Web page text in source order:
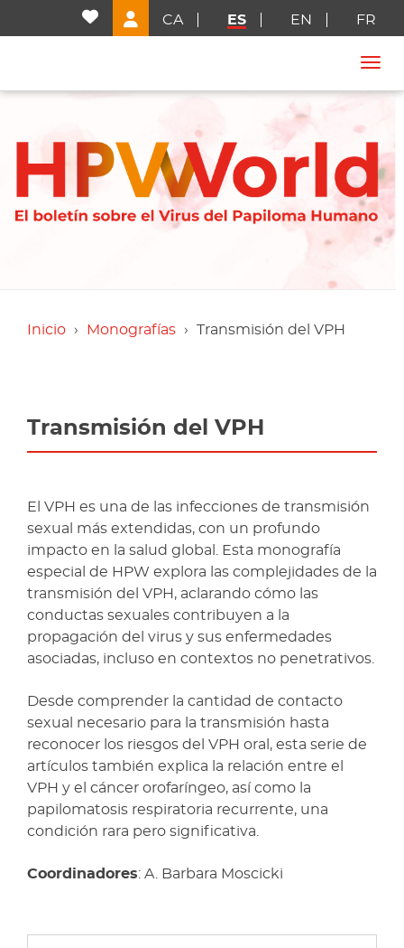
Inicio Monografías Transmisión del VPH
Transmisión del VPH
El VPH es una de las infecciones de transmisión
sexual más extendidas, con un profundo
impacto en la salud global. Esta monografía
especial de HPW explora las complejidades de la
transmisión del VPH, aclarando cómo las
conductas sexuales contribuyen a la
propagación del virus y sus enfermedades
asociadas, incluso en contextos no penetrativos.
Desde comprender la cantidad de contacto
sexual necesario para la transmisión hasta
reconocer los riesgos del VPH oral, esta serie de
artículos también explica la relación entre el
VPH y el cáncer orofaríngeo, así como la
papilomatosis respiratoria recurrente, una
condición rara pero significativa.
Coordinadores: A. Barbara Moscicki
CA ES EN FR